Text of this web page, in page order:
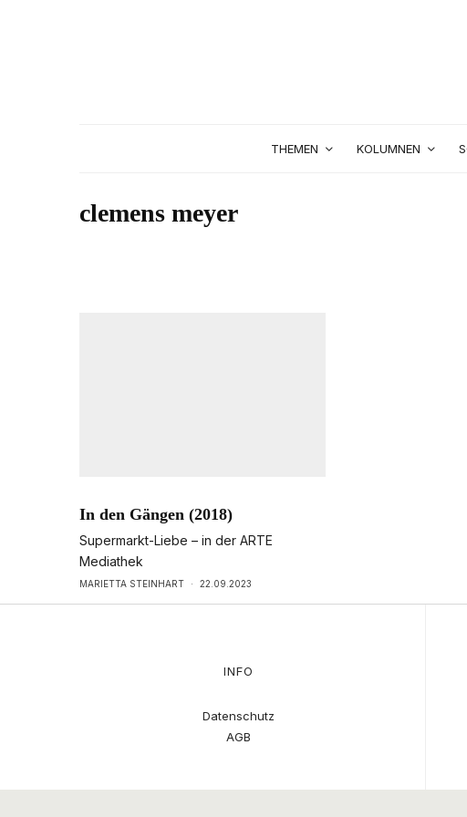
THEMEN KOLUMNEN
clemens meyer
In den Gängen (2018)
Supermarkt-Liebe – in der ARTE
Mediathek
MARIETTA STEINHART · 22.09.2023
INFO
Datenschutz
AGB